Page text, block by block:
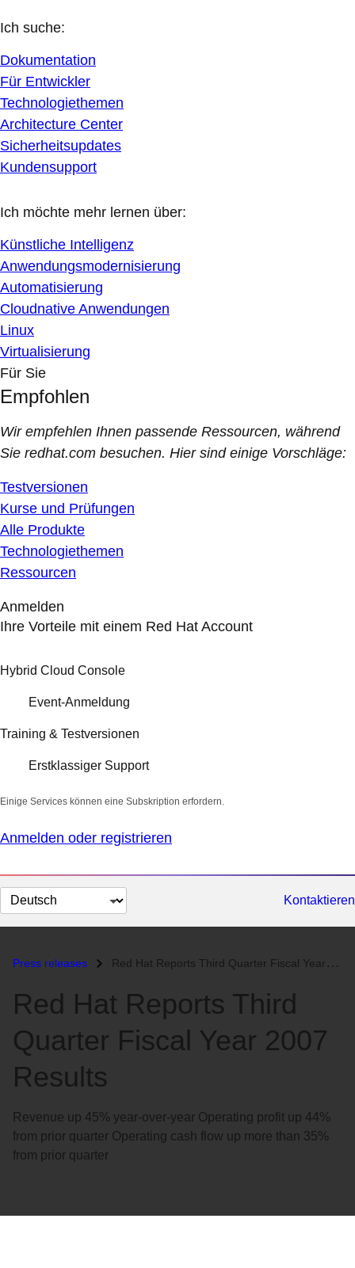
Ich suche:
Dokumentation
Für Entwickler
Technologiethemen
Architecture Center
Sicherheitsupdates
Kundensupport
Ich möchte mehr lernen über:
Künstliche Intelligenz
Anwendungsmodernisierung
Automatisierung
Cloudnative Anwendungen
Linux
Virtualisierung
Für Sie
Empfohlen
Wir empfehlen Ihnen passende Ressourcen, während
Sie redhat.com besuchen. Hier sind einige Vorschläge:
Testversionen
Kurse und Prüfungen
Alle Produkte
Technologiethemen
Ressourcen
Anmelden
Ihre Vorteile mit einem Red Hat Account
Hybrid Cloud Console
Event-Anmeldung
Training & Testversionen
Erstklassiger Support
Einige Services können eine Subskription erfordern.
Anmelden oder registrieren
Sprache
auswählen
Kontaktieren
Press releases Red Hat Reports Third Quarter Fiscal Year 2007 Results...
Red Hat Reports Third
Quarter Fiscal Year 2007
Results
Revenue up 45% year-over-year Operating profit up 44%
from prior quarter Operating cash flow up more than 35%
from prior quarter